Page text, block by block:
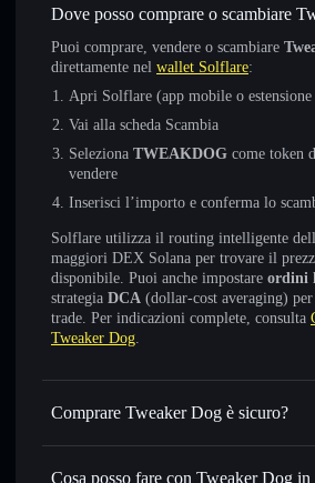
Dove posso comprare o scambiare
Puoi comprare, vendere o scambiare
direttamente nel wallet Solflare:
Apri Solflare (app mobile o
Vai alla scheda Scambia
Seleziona TWEAKDOG come token
vendere
Inserisci l’importo e conferma lo
Solflare utilizza il routing intelligente
maggiori DEX Solana per trovare il
disponibile. Puoi anche impostare ordini
strategia DCA (dollar-cost averaging)
trade. Per indicazioni complete, consulta
Tweaker Dog.
Comprare Tweaker Dog è sicuro?
Tweaker Dog non è verificato
Cosa posso fare con Tweaker Dog in